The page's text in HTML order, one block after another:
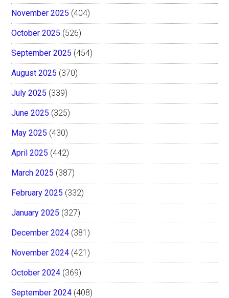
November 2025 (404)
October 2025 (526)
September 2025 (454)
August 2025 (370)
July 2025 (339)
June 2025 (325)
May 2025 (430)
April 2025 (442)
March 2025 (387)
February 2025 (332)
January 2025 (327)
December 2024 (381)
November 2024 (421)
October 2024 (369)
September 2024 (408)